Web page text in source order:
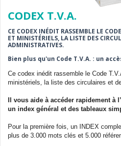
CODEX T.V.A.
CE CODEX INÉDIT RASSEMBLE LE
ET MINISTÉRIELS, LA LISTE DES
ADMINISTRATIVES.
Bien plus qu'un Code T.V.A. : un
Ce codex inédit rassemble le Code
ministériels, la liste des circulaires et
Il vous aide à accéder rapidement à
un index général et des tableaux
Pour la première fois, un INDEX
plus de 3.000 mots clés et 5.000